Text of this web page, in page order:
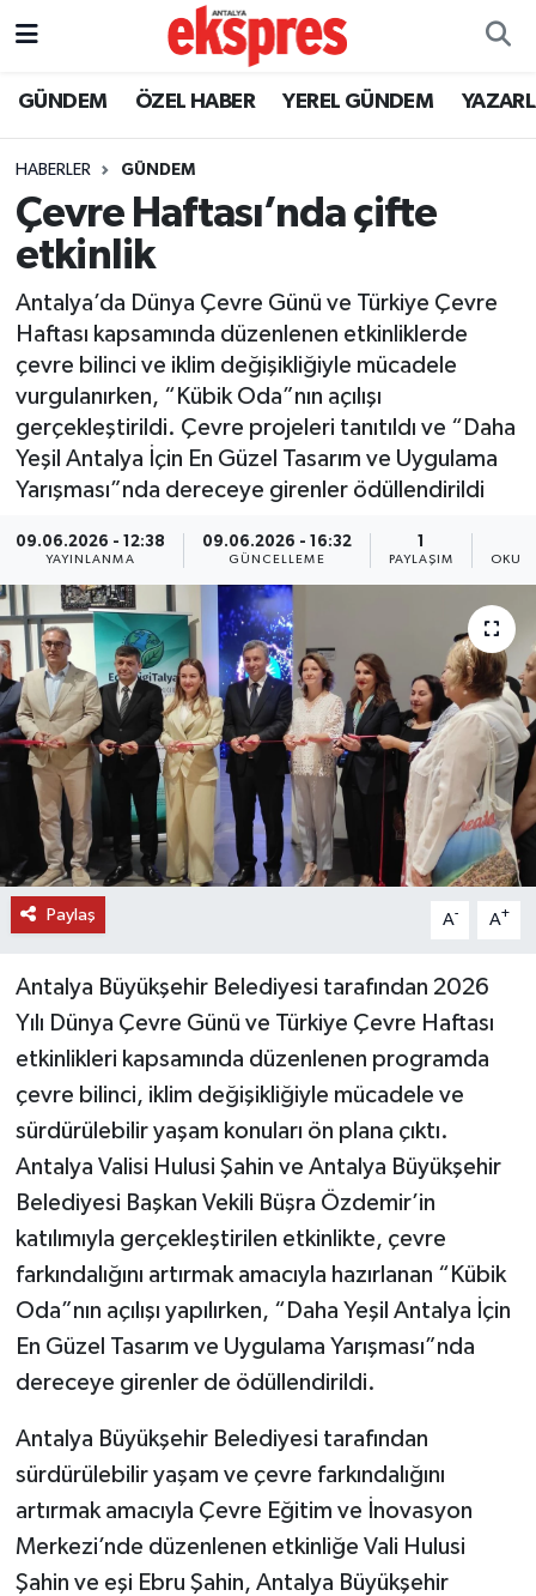
GÜNDEM ÖZEL HABER YEREL GÜNDEM
HABERLER GÜNDEM
Çevre Haftası’nda çifte
etkinlik
Antalya’da Dünya Çevre Günü ve Türkiye Çevre
Haftası kapsamında düzenlenen etkinliklerde
çevre bilinci ve iklim değişikliğiyle mücadele
vurgulanırken, “Kübik Oda”nın açılışı
gerçekleştirildi. Çevre projeleri tanıtıldı ve “Daha
Yeşil Antalya İçin En Güzel Tasarım ve Uygulama
Yarışması”nda dereceye girenler ödüllendirildi
09.06.2026 - 12:38
YAYINLANMA
09.06.2026 - 16:32
GÜNCELLEME
1
PAYLAŞIM
Paylaş A- A+
Antalya Büyükşehir Belediyesi tarafından 2026
Yılı Dünya Çevre Günü ve Türkiye Çevre Haftası
etkinlikleri kapsamında düzenlenen programda
çevre bilinci, iklim değişikliğiyle mücadele ve
sürdürülebilir yaşam konuları ön plana çıktı.
Antalya Valisi Hulusi Şahin ve Antalya Büyükşehir
Belediyesi Başkan Vekili Büşra Özdemir’in
katılımıyla gerçekleştirilen etkinlikte, çevre
farkındalığını artırmak amacıyla hazırlanan “Kübik
Oda”nın açılışı yapılırken, “Daha Yeşil Antalya İçin
En Güzel Tasarım ve Uygulama Yarışması”nda
dereceye girenler de ödüllendirildi.
Antalya Büyükşehir Belediyesi tarafından
sürdürülebilir yaşam ve çevre farkındalığını
artırmak amacıyla Çevre Eğitim ve İnovasyon
Merkezi’nde düzenlenen etkinliğe Vali Hulusi
Şahin ve eşi Ebru Şahin, Antalya Büyükşehir
ÖZEL HABER
YEREL GÜNDEM
EKONOMİ
KÜLTÜR - SANAT
SPOR
SİYASET
EĞİTİM
TURİZM
RÖPORTAJ
VİDEO HABERLER
YAZARLAR
Nöbetçi Eczaneler
Trafik Durumu
Süper Lig Puan Durumu ve Fikstür
Tüm Manşetler
Son Dakika Haberleri
Haber Arşivi